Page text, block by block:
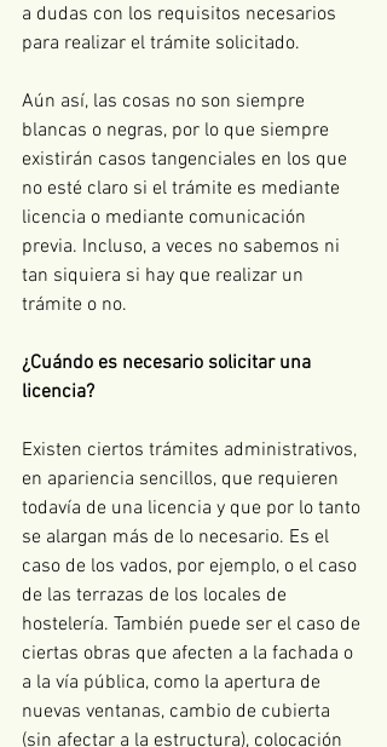
a dudas con los requisitos necesarios
para realizar el trámite solicitado.
Aún así, las cosas no son siempre
blancas o negras, por lo que siempre
existirán casos tangenciales en los que
no esté claro si el trámite es mediante
licencia o mediante comunicación
previa. Incluso, a veces no sabemos ni
tan siquiera si hay que realizar un
trámite o no.
¿Cuándo es necesario solicitar una
licencia?
Existen ciertos trámites administrativos,
en apariencia sencillos, que requieren
todavía de una licencia y que por lo tanto
se alargan más de lo necesario. Es el
caso de los vados, por ejemplo, o el caso
de las terrazas de los locales de
hostelería. También puede ser el caso de
ciertas obras que afecten a la fachada o
a la vía pública, como la apertura de
nuevas ventanas, cambio de cubierta
(sin afectar a la estructura), colocación